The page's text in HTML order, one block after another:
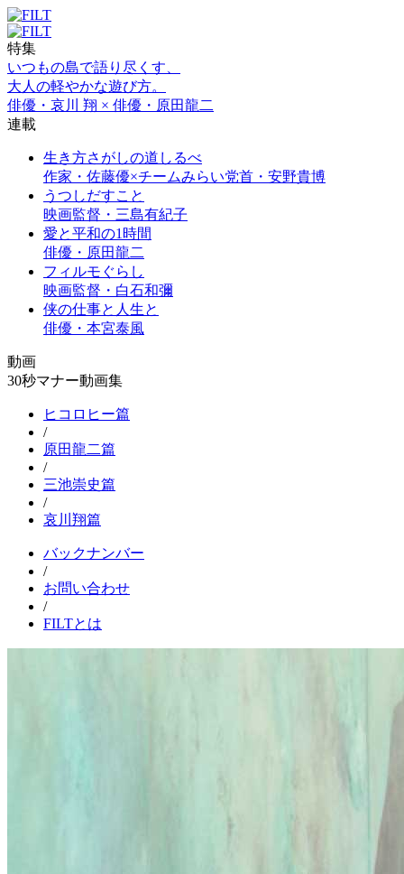
特集
いつもの島で語り尽くす、
大人の軽やかな遊び方。
俳優・哀川 翔 × 俳優・原田龍二
連載
生き方さがしの道しるべ
作家・佐藤優×チームみらい党首・安野貴博
うつしだすこと
映画監督・三島有紀子
愛と平和の1時間
俳優・原田龍二
フィルモぐらし
映画監督・白石和彌
侠の仕事と人生と
俳優・本宮泰風
動画
30秒マナー動画集
ヒコロヒー篇
/
原田龍二篇
/
三池崇史篇
/
哀川翔篇
バックナンバー
/
お問い合わせ
/
FILTとは